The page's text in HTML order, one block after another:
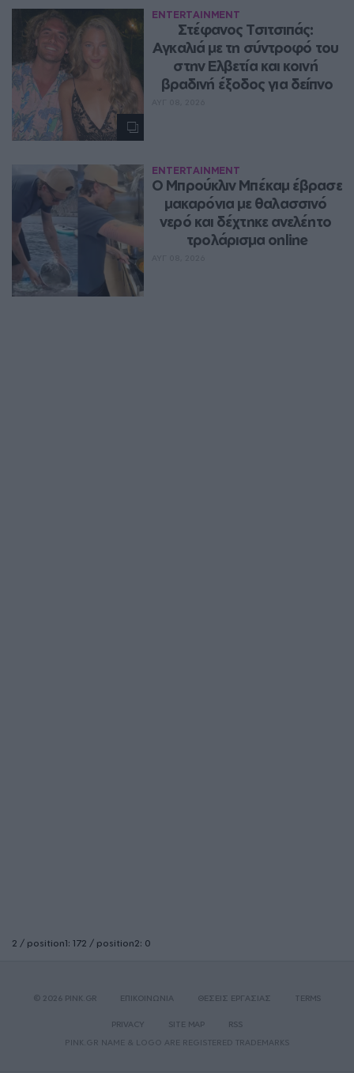
ENTERTAINMENT
Στέφανος Τσιτσιπάς:
Αγκαλιά με τη σύντροφό του
στην Ελβετία και κοινή
βραδινή έξοδος για δείπνο
ENTERTAINMENT
Ο Μπρούκλιν Μπέκαμ έβρασε
μακαρόνια με θαλασσινό
νερό και δέχτηκε ανελέητο
τρολάρισμα online
2 / position1: 172 / position2: 0
© 2026 PINK.GR ΕΠΙΚΟΙΝΩΝΙΑ ΘΕΣΕΙΣ ΕΡΓΑΣΙΑΣ TERMS
PRIVACY SITE MAP
RSS
PINK.GR NAME & LOGO ARE REGISTERED TRADEMARKS